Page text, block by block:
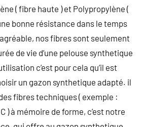
( fibre haute ) et Polypropylène (
bonne résistance dans le temps
nos fibres sont seulement
de vie d’une pelouse synthetique
c’est pour cela qu’il est
un gazon synthetique adapté. il
fibres techniques ( exemple :
) à mémoire de forme, c’est notre